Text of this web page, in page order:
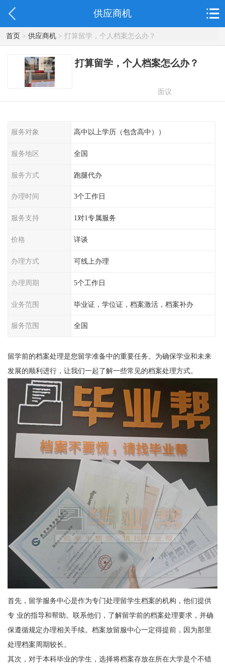
供应商机
首页> 供应商机> 打算留学，个人档案怎么办？
打算留学，个人档案怎么办？
面议
服务对象 高中以上学历（包含高中））
服务地区 全国
服务方式 跑腿代办
办理时间 3个工作日
服务支持 1对1专属服务
价格 详谈
办理方式 可线上办理
办理周期 5个工作日
业务范围 毕业证，学位证，档案激活，档案补办
服务范围 全国
留学前的档案处理是您留学准备中的重要任务。为确保学业和未来
发展的顺利进行，让我们一起了解一些常见的档案处理方式。
首先，留学服务中心是作为专门处理留学生档案的机构，他们提供
专 业的指导和帮助。联系他们，了解留学前的档案处理要求，并确
保遵循规定办理相关手续。档案放留服中心一定得提前，因为那里
处理档案周期较长。
其次，对于本科毕业的学生，选择将档案存放在所在大学是个不错